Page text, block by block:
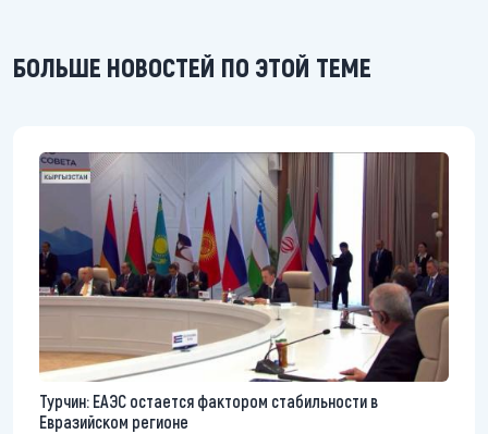
БОЛЬШЕ НОВОСТЕЙ ПО ЭТОЙ ТЕМЕ
Турчин: ЕАЭС остается фактором стабильности в
Евразийском регионе